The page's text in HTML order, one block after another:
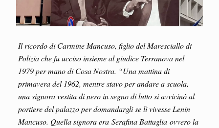
Il ricordo di Carmine Mancuso, figlio del Maresciallo di
Polizia che fu ucciso insieme al giudice Terranova nel
1979 per mano di Cosa Nostra. “Una mattina di
primavera del 1962, mentre stavo per andare a scuola,
una signora vestita di nero in segno di lutto si avvicinò al
portiere del palazzo per domandargli se lì vivesse Lenin
Mancuso. Quella signora era Serafina Battaglia ovvero la